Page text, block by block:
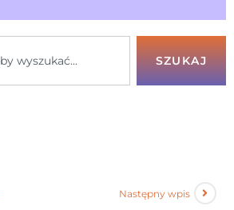
SZUKAJ
Następny wpis